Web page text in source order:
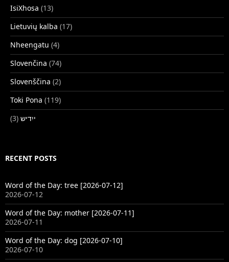
IsiXhosa (13)
Lietuvių kalba (17)
Nheengatu (4)
Slovenčina (74)
Slovenščina (2)
Toki Pona (119)
ייִדיש (3)
RECENT POSTS
Word of the Day: tree [2026-07-12]
2026-07-12
Word of the Day: mother [2026-07-11]
2026-07-11
Word of the Day: dog [2026-07-10]
2026-07-10